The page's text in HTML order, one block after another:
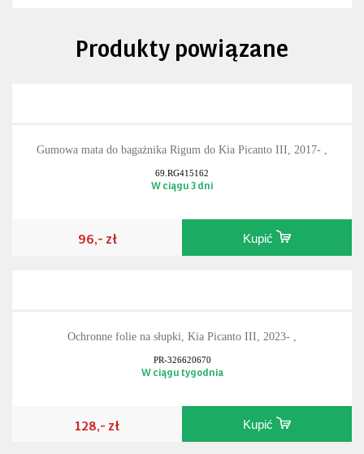
Produkty powiązane
Gumowa mata do bagażnika Rigum do Kia Picanto III, 2017- ,
69.RG415162
W ciągu 3 dni
96,- zł Kupić
Ochronne folie na słupki, Kia Picanto III, 2023- ,
PR-326620670
W ciągu tygodnia
128,- zł Kupić